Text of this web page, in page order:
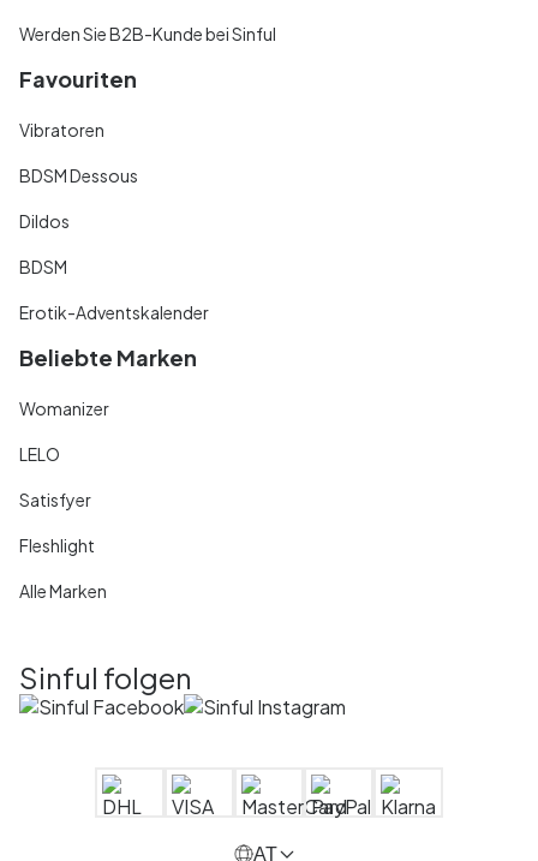
Werden Sie B2B-Kunde bei Sinful
Favouriten
Vibratoren
BDSM Dessous
Dildos
BDSM
Erotik-Adventskalender
Beliebte Marken
Womanizer
LELO
Satisfyer
Fleshlight
Alle Marken
Sinful folgen
AT